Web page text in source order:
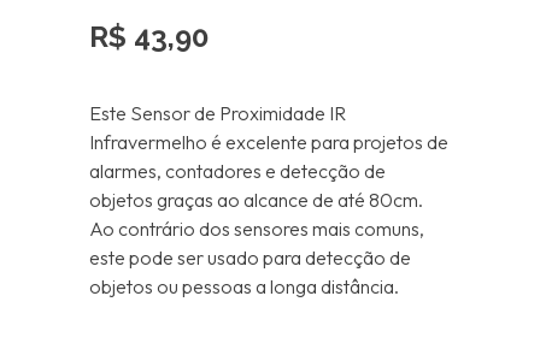
R$ 43,90
Este Sensor de Proximidade IR
Infravermelho é excelente para projetos de
alarmes, contadores e detecção de
objetos graças ao alcance de até 80cm.
Ao contrário dos sensores mais comuns,
este pode ser usado para detecção de
objetos ou pessoas a longa distância.